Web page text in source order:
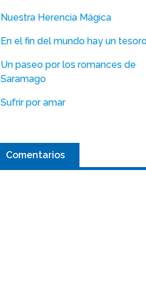
Nuestra Herencia Mágica
En el fin del mundo hay un
Un paseo por los romances de
Saramago
Sufrir por amar
Comentarios